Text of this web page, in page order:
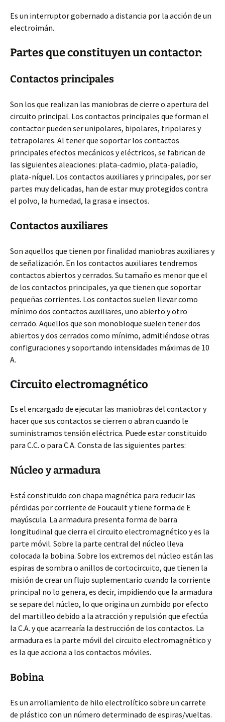
Es un interruptor gobernado a distancia por la acción de un
electroimán.
Partes que constituyen un contactor:
Contactos principales
Son los que realizan las maniobras de cierre o apertura del
circuito principal. Los contactos principales que forman el
contactor pueden ser unipolares, bipolares, tripolares y
tetrapolares. Al tener que soportar los contactos
principales efectos mecánicos y eléctricos, se fabrican de
las siguientes aleaciones: plata-cadmio, plata-paladio,
plata-níquel. Los contactos auxiliares y principales, por ser
partes muy delicadas, han de estar muy protegidos contra
el polvo, la humedad, la grasa e insectos.
Contactos auxiliares
Son aquellos que tienen por finalidad maniobras auxiliares y
de señalización. En los contactos auxiliares tendremos
contactos abiertos y cerrados. Su tamaño es menor que el
de los contactos principales, ya que tienen que soportar
pequeñas corrientes. Los contactos suelen llevar como
mínimo dos contactos auxiliares, uno abierto y otro
cerrado. Aquellos que son monobloque suelen tener dos
abiertos y dos cerrados como mínimo, admitiéndose otras
configuraciones y soportando intensidades máximas de 10
A.
Circuito electromagnético
Es el encargado de ejecutar las maniobras del contactor y
hacer que sus contactos se cierren o abran cuando le
suministramos tensión eléctrica. Puede estar constituido
para C.C. o para C.A. Consta de las siguientes partes:
Núcleo y armadura
Está constituido con chapa magnética para reducir las
pérdidas por corriente de Foucault y tiene forma de E
mayúscula. La armadura presenta forma de barra
longitudinal que cierra el circuito electromagnético y es la
parte móvil. Sobre la parte central del núcleo lleva
colocada la bobina. Sobre los extremos del núcleo están las
espiras de sombra o anillos de cortocircuito, que tienen la
misión de crear un flujo suplementario cuando la corriente
principal no lo genera, es decir, impidiendo que la armadura
se separe del núcleo, lo que origina un zumbido por efecto
del martilleo debido a la atracción y repulsión que efectúa
la C.A. y que acarrearía la destrucción de los contactos. La
armadura es la parte móvil del circuito electromagnético y
es la que acciona a los contactos móviles.
Bobina
Es un arrollamiento de hilo electrolítico sobre un carrete
de plástico con un número determinado de espiras/vueltas.